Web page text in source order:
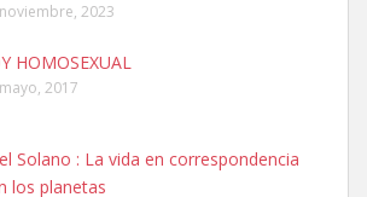
2023
HOMOSEXUAL
2017
Solano : La vida en correspondencia
los planetas